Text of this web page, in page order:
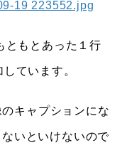
ともとあった１行
ています。
キャプションにな
いといけないので